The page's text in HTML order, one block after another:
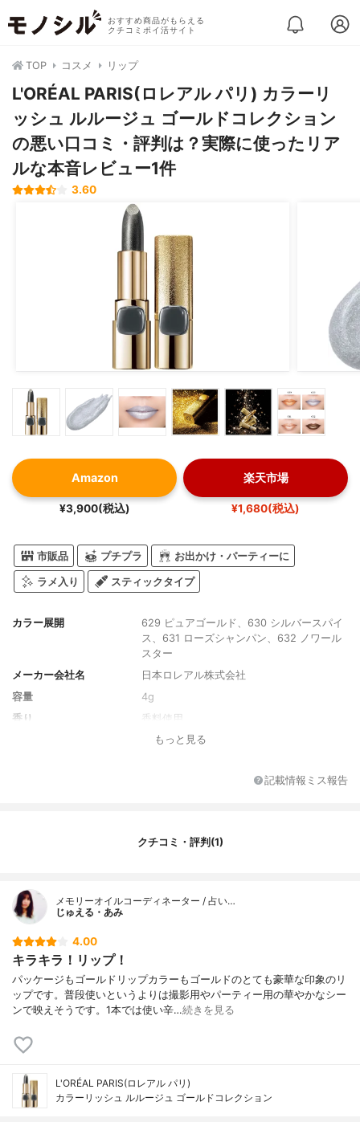
おすすめ商品がもらえる
クチコミポイ活サイト
TOP コスメ リップ
L'ORÉAL PARIS(ロレアル パリ) カラーリ
ッシュ ルルージュ ゴールドコレクション
の悪い口コミ・評判は？実際に使ったリア
ルな本音レビュー1件
3.60
Amazon
¥3,900(税込)
楽天市場
¥1,680(税込)
市販品 プチプラ お出かけ・パーティーに
ラメ入り スティックタイプ
カラー展開
629 ピュアゴールド、630 シルバースパイ
ス、631 ローズシャンパン、632 ノワール
スター
メーカー会社名
日本ロレアル株式会社
容量
4g
香り
香料使用
もっと見る
記載情報ミス報告
クチコミ・評判(1)
メモリーオイルコーディネーター / 占い…
じゅえる・あみ
4.00
キラキラ！リップ！
パッケージもゴールドリップカラーもゴールドのとても豪華な印象のリ
ップです。普段使いというよりは撮影用やパーティー用の華やかなシー
ンで映えそうです。1本では使い辛…続きを見る
L'ORÉAL PARIS(ロレアル パリ)
カラーリッシュ ルルージュ ゴールドコレクション